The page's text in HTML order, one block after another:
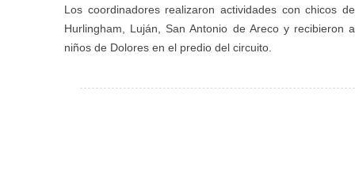
Los coordinadores realizaron actividades con chicos de
Hurlingham, Luján, San Antonio de Areco y recibieron a
niños de Dolores en el predio del circuito.